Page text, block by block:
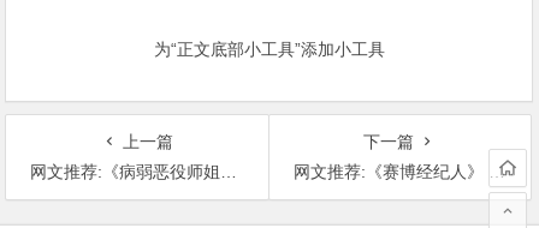
为“正文底部小工具”添加小工具
上一篇
网文推荐:《病弱恶役师姐只想做个好人》 作者:泽明洛 1-第6卷181章 TXT下载
下一篇
网文推荐:《赛博经纪人》 作者：娱乐圈老司机 （1-768） TXT下载